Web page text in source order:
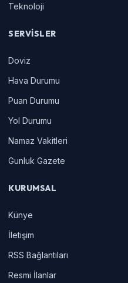
Teknoloji
SERVISLER
Doviz
Hava Durumu
Puan Durumu
Yol Durumu
Namaz Vakitleri
Gunluk Gazete
KURUMSAL
Künye
İletişim
RSS Bağlantıları
Resmi İlanlar